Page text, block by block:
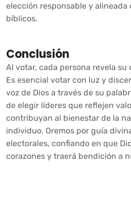
elección responsable y alineada
bíblicos.
Conclusión
Al votar, cada persona revela
Es esencial votar con luz y
voz de Dios a través de su
de elegir líderes que reflejen
contribuyan al bienestar de la
individuo. Oremos por guía
electorales, confiando en que
corazones y traerá bendición a